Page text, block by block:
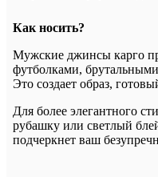
Как носить?
Мужские джинсы карго
футболками,
Это создает образ,
Для более элегантного
рубашку или светлый
подчеркнет ваш